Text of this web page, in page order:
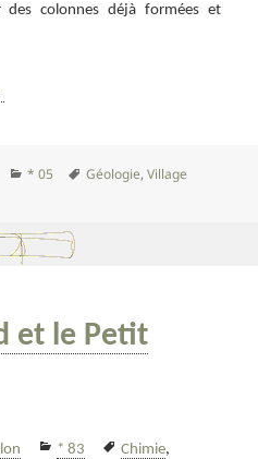
des colonnes déjà formées et
Demoiselles coiffées de Théus
Catégories
* 05
Mots-
Géologie,Village
et le Petit
Catégories
* 83
Mots-
Chimie,